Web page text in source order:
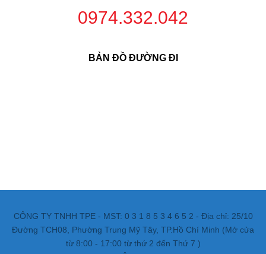
0974.332.042
BẢN ĐỒ ĐƯỜNG ĐI
CÔNG TY TNHH TPE - MST: 0 3 1 8 5 3 4 6 5 2 - Địa chỉ: 25/10
Đường TCH08, Phường Trung Mỹ Tây, TP.Hồ Chí Minh (Mở cửa
từ 8:00 - 17:00 từ thứ 2 đến Thứ 7 )